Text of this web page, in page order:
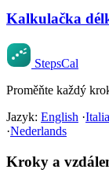
Kalkulačka
StepsCal
Proměňte každý
Jazyk: English ·
·Nederlands
Kroky a